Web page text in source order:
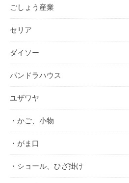
ごしょう産業
セリア
ダイソー
パンドラハウス
ユザワヤ
・かご、小物
・がま口
・ショール、ひざ掛け